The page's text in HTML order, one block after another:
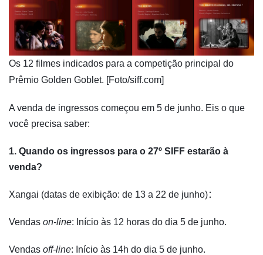
Os 12 filmes indicados para a competição principal do
Prêmio Golden Goblet. [Foto/siff.com]
A venda de ingressos começou em 5 de junho. Eis o que
você precisa saber:
1. Quando os ingressos para o 27º SIFF estarão à
venda?
Xangai (datas de exibição: de 13 a 22 de junho)：
Vendas on-line: Início às 12 horas do dia 5 de junho.
Vendas off-line: Início às 14h do dia 5 de junho.